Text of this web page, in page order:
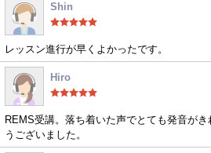
Shin
レッスン進行が早くよかったです。
Hiro
REMS受講。落ち着いた声でとても発音が
うございました。